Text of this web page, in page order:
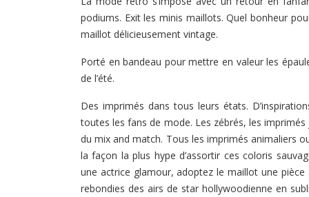
podiums. Exit les minis maillots. Quel bonheur
maillot délicieusement vintage.
Porté en bandeau pour mettre en valeur les
de l’été.
Des imprimés dans tous leurs états.
toutes les fans de mode. Les zébrés, les
du mix and match. Tous les imprimés animaliers
la façon la plus hype d’assortir ces coloris
une actrice glamour, adoptez le maillot une
rebondies des airs de star hollywoodienne en